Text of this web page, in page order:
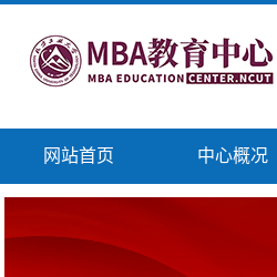
网站首页 中心概况